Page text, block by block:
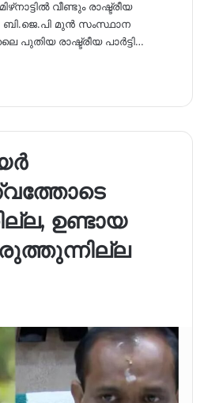
വീണ്ടും രാഷ്ട്രീയ
മുൻ സംസ്ഥാന
രാഷ്ട്രീയ പാർട്ടി…
ഉണ്ടായ